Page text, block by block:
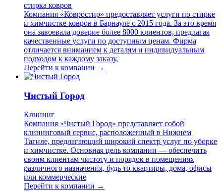
стирка ковров
Компания «Ковростир» предоставляет услуги по стирке
и химчистке ковров в Барнауле с 2015 года. За это время
она завоевала доверие более 8000 клиентов, предлагая
качественные услуги по доступным ценам. Фирма
отличается вниманием к деталям и индивидуальным
подходом к каждому заказу,
Перейти к компании →
Чистый Город
Клининг
Компания «Чистый Город» представляет собой
клининговый сервис, расположенный в Нижнем
Тагиле, предлагающий широкий спектр услуг по уборке
и химчистке. Основная цель компании — обеспечить
своим клиентам чистоту и порядок в помещениях
различного назначения, будь то квартиры, дома, офисы
или коммерческие
Перейти к компании →